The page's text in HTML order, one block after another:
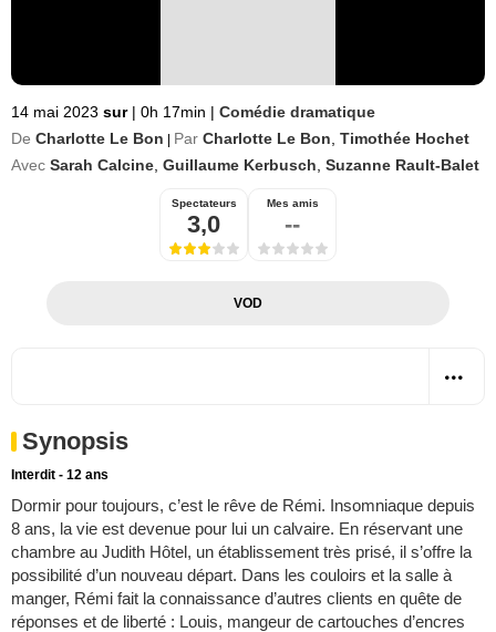
14 mai 2023 sur | 0h 17min | Comédie dramatique
De Charlotte Le Bon Par Charlotte Le Bon Timothée Hochet
Avec Sarah Calcine Guillaume Kerbusch Suzanne Rault-Balet
Spectateurs
3,0
Mes amis
--
VOD
Synopsis
Interdit - 12 ans
Dormir pour toujours, c’est le rêve de Rémi. Insomniaque depuis
8 ans, la vie est devenue pour lui un calvaire. En réservant une
chambre au Judith Hôtel, un établissement très prisé, il s’offre la
possibilité d’un nouveau départ. Dans les couloirs et la salle à
manger, Rémi fait la connaissance d’autres clients en quête de
réponses et de liberté : Louis, mangeur de cartouches d’encres